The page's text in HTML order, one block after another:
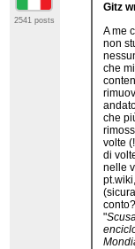
2541 posts
Gitz
A me
non
che
che
volte
di
nelle
"